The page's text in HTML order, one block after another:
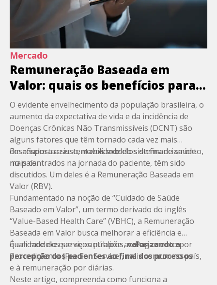
Mercado
Remuneração Baseada em
Valor: quais os benefícios para o
Sistema de Saúde no Brasil?
O evidente envelhecimento da população brasileira, o
aumento da expectativa de vida e da incidência de
Doenças Crônicas Não Transmissíveis (DCNT) são
alguns fatores que têm tornado cada vez mais
desafiadora a sustentabilidade do sistema de saúde
no país.
Em resposta a isso, novos modelos de financiamento,
mais centrados na jornada do paciente, têm sido
discutidos. Um deles é a Remuneração Baseada em
Valor (RBV).
Fundamentado na noção de “Cuidado de Saúde
Baseado em Valor”, um termo derivado do inglês
“Value-Based Health Care” (VBHC), a Remuneração
Baseada em Valor busca melhorar a eficiência e
qualidade dos serviços públicos,valorizando a
percepção dos pacientes ao final dos processos.
É um modelo que se contrapõe ao Pagamento por
Procedimento (Fee For Service), mais comum no país,
e à remuneração por diárias.
Neste artigo, compreenda como funciona a